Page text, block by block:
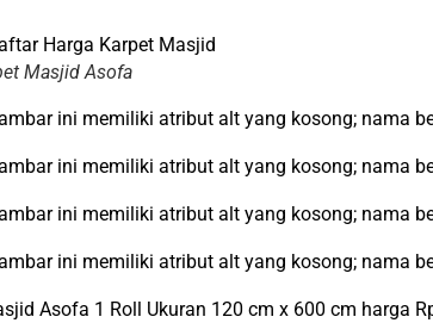
Masjid Asofa
Asofa 1 Roll Ukuran 120 cm x 600 cm harga